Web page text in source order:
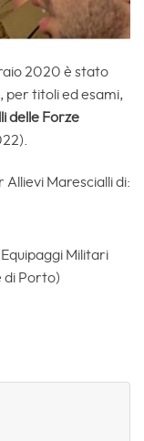
2020 è stato
, per titoli ed esami,
delle Forze
Allievi Marescialli di:
Militari
di Porto)